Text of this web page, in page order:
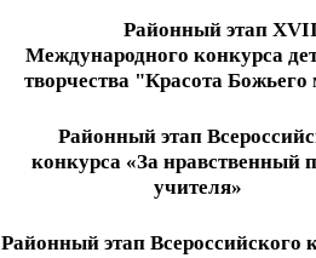
Районный этап
Международного конкурса
творчества "Красота
Районный этап
конкурса «За нравственный
учителя»
Районный этап Всероссийского